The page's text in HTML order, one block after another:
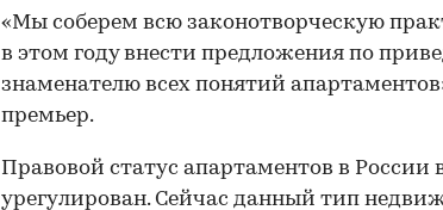
«Мы соберем всю законотворческую
в этом году внести предложения по
знаменателю всех понятий
премьер.
Правовой статус апартаментов в России
урегулирован. Сейчас данный тип